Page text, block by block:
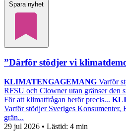
Spara nyhet
”Därför stödjer vi
KLIMATENGAGEMANG Varför
RFSU och Clowner utan gränser den
För att klimatfrågan berör precis...
Varför stödjer Sveriges Konsumenter,
grän...
29 jul 2026 • Lästid: 4 min